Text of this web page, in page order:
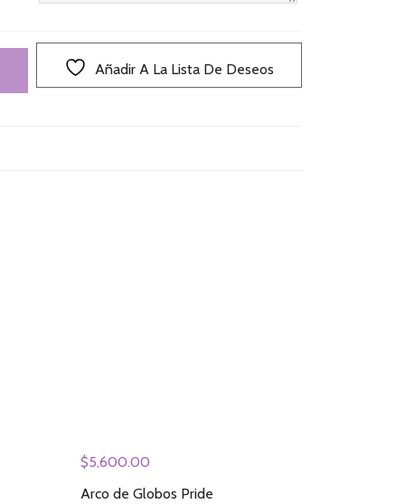
Añadir A La Lista De Deseos
$5,600.00
Arco de Globos Pride